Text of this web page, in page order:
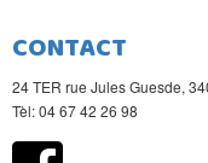
CONTACT
24 TER rue Jules Guesde,
Tèl: 04 67 42 26 98